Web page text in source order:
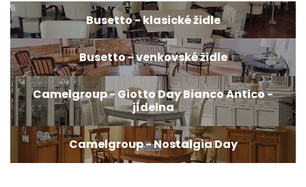
Busetto - klasické židle
Busetto - venkovské židle
Camelgroup - Giotto Day Bianco Antico -
jídelna
Camelgroup - Nostalgia Day